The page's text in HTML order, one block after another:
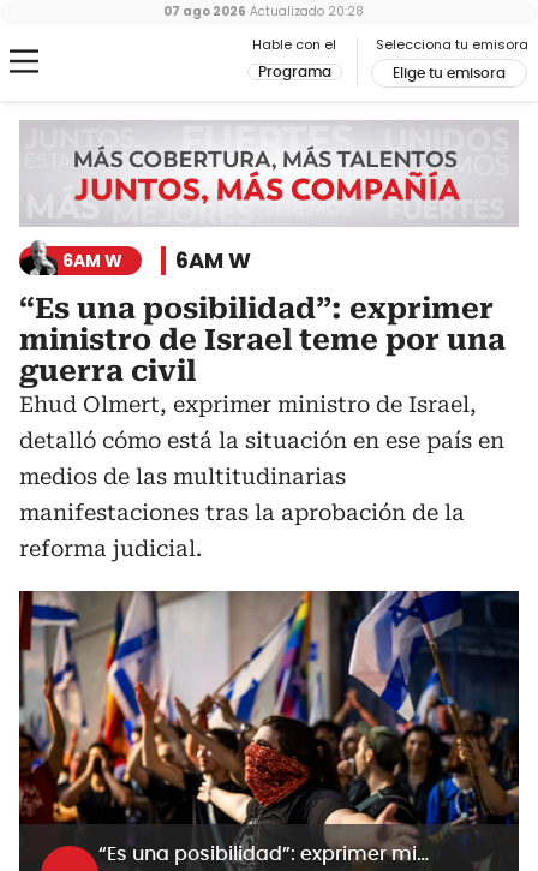
Hable con el
Programa
Selecciona tu emisora
Elige tu emisora
07 ago 2026 Actualizado 20:28
6AM W 6AM W
“Es una posibilidad”: exprimer
ministro de Israel teme por una
guerra civil
Ehud Olmert, exprimer ministro de Israel,
detalló cómo está la situación en ese país en
medios de las multitudinarias
manifestaciones tras la aprobación de la
reforma judicial.
“Es una posibilidad”: exprimer ministro de Israel teme por una guerra civil